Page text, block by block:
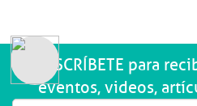
SUSCRÍBETE para
eventos, videos,